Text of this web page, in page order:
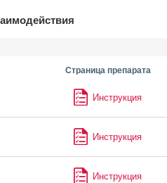
Страница препарата
Инструкция
Инструкция
Инструкция